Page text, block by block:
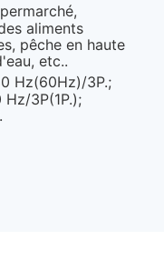
aliments
pêche en haute
etc..
Hz(60Hz)/3P.;
3P(1P.);